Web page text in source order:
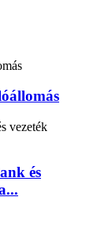
és